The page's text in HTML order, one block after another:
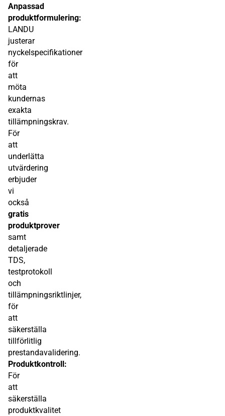
Anpassad
produktformulering:
LANDU
justerar
nyckelspecifikationer
för
att
möta
kundernas
exakta
tillämpningskrav.
För
att
underlätta
utvärdering
erbjuder
vi
också
gratis
produktprover
samt
detaljerade
TDS,
testprotokoll
och
tillämpningsriktlinjer,
för
att
säkerställa
tillförlitlig
prestandavalidering.
Produktkontroll:
För
att
säkerställa
produktkvalitet